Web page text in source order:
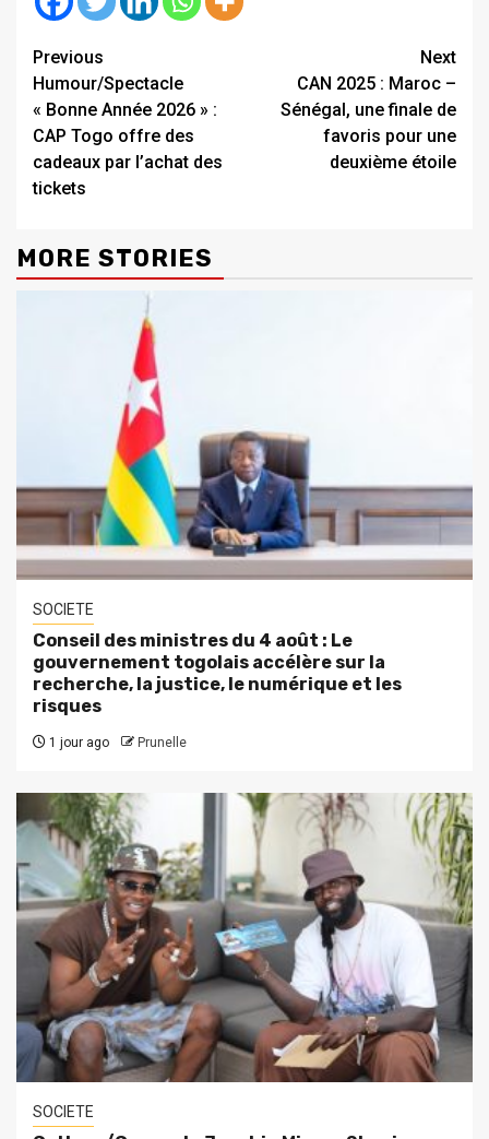
Continue
Reading
Previous
Humour/Spectacle
« Bonne Année 2026 » :
CAP Togo offre des
cadeaux par l’achat des
tickets
Next
CAN 2025 : Maroc –
Sénégal, une finale de
favoris pour une
deuxième étoile
MORE STORIES
SOCIETE
Conseil des ministres du 4 août : Le
gouvernement togolais accélère sur la
recherche, la justice, le numérique et les
risques
1 jour ago Prunelle
SOCIETE